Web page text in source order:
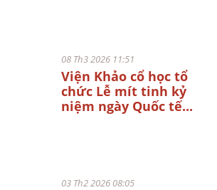
08 Th3 2026 11:51
Viện Khảo cổ học tổ
chức Lễ mít tinh kỷ
niệm ngày Quốc tế...
03 Th2 2026 08:05